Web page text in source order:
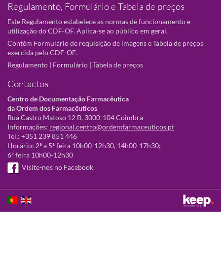
Regulamento, Formulário e Tabela de preços
Este Regulamento estabelece as normas de funcionamento e
utilização do CDF-OF. Aplica-se ao público em geral.
Contém Formulário de requisição de imagens e Tabela de preços
exercida pelo CDF-OF.
Regulamento | Formulário | Tabela de preços
Contactos
Centro de Documentação Farmacêutica
da Ordem dos Farmacêuticos
Rua Castro Matoso 12 B, 3000-104 Coimbra
Informações: regional.centro@ordemfarmaceuticos.pt
Tel.: +351 239 851 446
Horário: 2ª a 5ª feira 10h00-12h30, 14h00-17h30;
6ª feira 10h00-12h30
Visite-nos no Facebook